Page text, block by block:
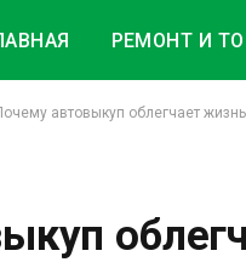
РЕМОНТ И ТО
автовыкуп облегчает